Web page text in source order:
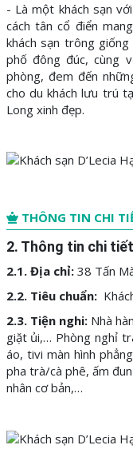
- Là một khách sạn
cách tân cổ điển
khách sạn trông
phố đông đúc, cùng
phòng, đem đến
cho du khách lưu trú
Long xinh đẹp.
THÔNG TIN CHI
2. Thông tin chi tiết
2.1. Địa chỉ:38 Tấn
2.2. Tiêu chuẩn:
2.3. Tiện nghi:Nhà
giặt ủi,… Phòng nghỉ
áo, tivi màn hình
pha trà/cà phê, ấm
nhân cơ bản,…